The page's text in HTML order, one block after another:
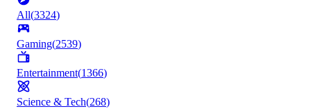
All(3324)
Gaming(2539)
Entertainment(1366)
Science & Tech(268)